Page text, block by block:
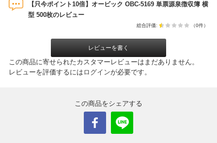
【只今ポイント10倍】オービック OBC-5169 単票源泉徴収簿 横
型 500枚のレビュー
総合評価: （0件）
レビューを書く
この商品に寄せられたカスタマーレビューはまだありません。
レビューを評価するにはログインが必要です。
この商品をシェアする